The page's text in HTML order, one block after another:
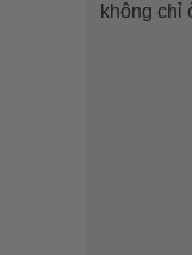
không chỉ